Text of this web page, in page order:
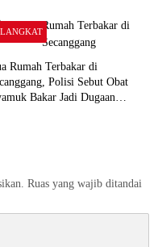
LANGKAT
Rumah Terbakar di
Polisi Sebut Obat
Bakar Jadi Dugaan
Ruas yang wajib ditandai